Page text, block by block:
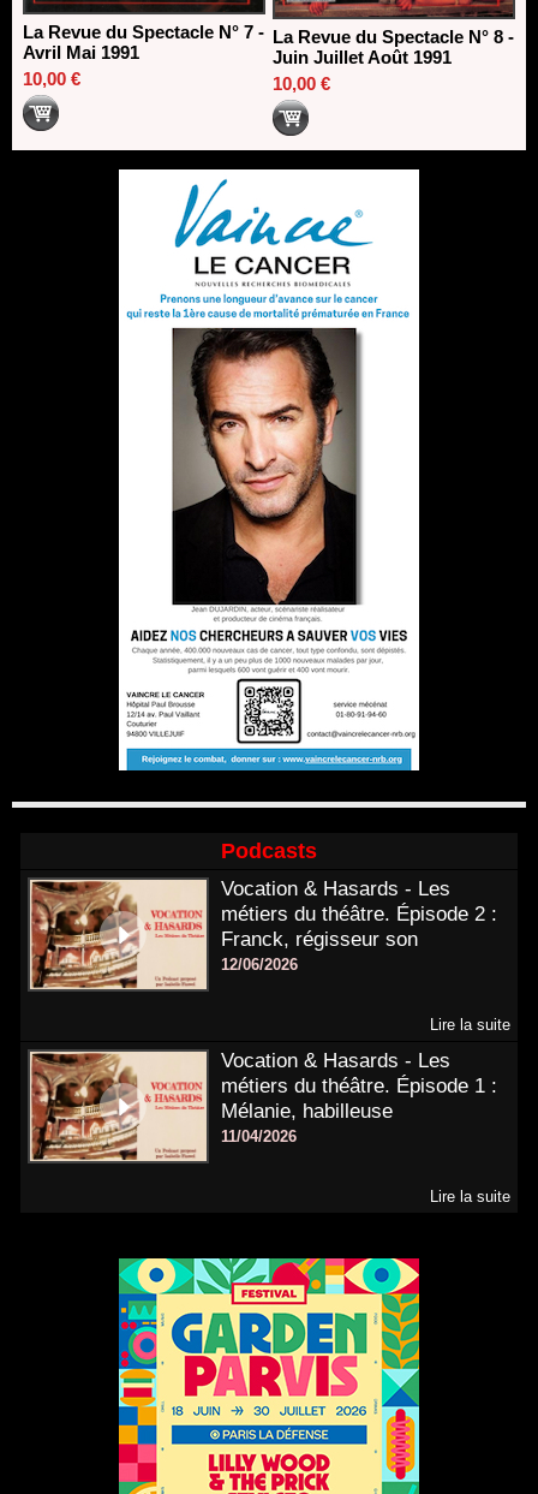
La Revue du Spectacle N° 7 -
Avril Mai 1991
10,00 €
La Revue du Spectacle N° 8 -
Juin Juillet Août 1991
10,00 €
Podcasts
Vocation & Hasards - Les
métiers du théâtre. Épisode 2 :
Franck, régisseur son
12/06/2026
Lire la suite
Vocation & Hasards - Les
métiers du théâtre. Épisode 1 :
Mélanie, habilleuse
11/04/2026
Lire la suite